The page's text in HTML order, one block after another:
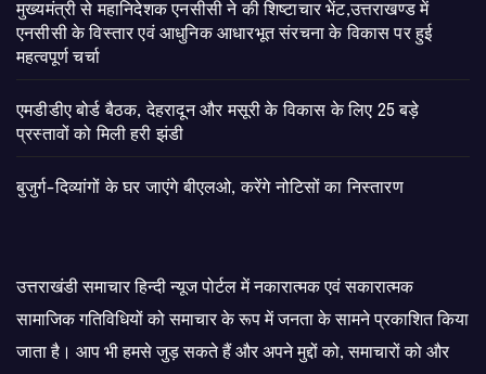
मुख्यमंत्री से महानिदेशक एनसीसी ने की शिष्टाचार भेंट,उत्तराखण्ड में
एनसीसी के विस्तार एवं आधुनिक आधारभूत संरचना के विकास पर हुई
महत्वपूर्ण चर्चा
एमडीडीए बोर्ड बैठक, देहरादून और मसूरी के विकास के लिए 25 बड़े
प्रस्तावों को मिली हरी झंडी
बुजुर्ग-दिव्यांगों के घर जाएंगे बीएलओ, करेंगे नोटिसों का निस्तारण
उत्तराखंडी समाचार हिन्दी न्यूज पोर्टल में नकारात्मक एवं सकारात्मक
सामाजिक गतिविधियों को समाचार के रूप में जनता के सामने प्रकाशित किया
जाता है। आप भी हमसे जुड़ सकते हैं और अपने मुद्दों को, समाचारों को और